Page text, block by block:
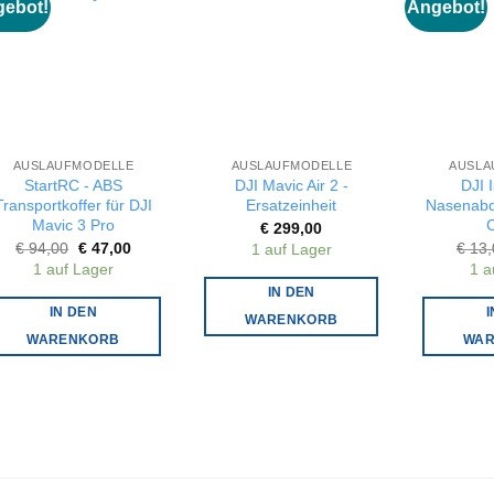
AUSLAUFMODELLE
StartRC - ABS
für DJI
Mavic 3 Pro
€94,00 Ursprünglicher
war:
€ 94,00
€47,00Aktueller
€ 47,00.
1 auf Lager
IN DEN
WARENKORB
AUSLAUFMODELLE
DJI Mavic Air 2 -
Ersatzeinheit
€ 299,00
1 auf Lager
IN DEN
WARENKORB
Angebot!
DJI
€
1